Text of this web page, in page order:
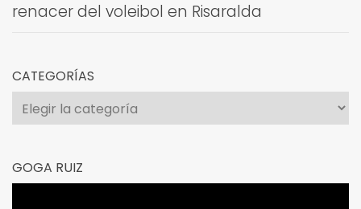
renacer del voleibol en Risaralda
CATEGORÍAS
Categorías
GOGA RUIZ